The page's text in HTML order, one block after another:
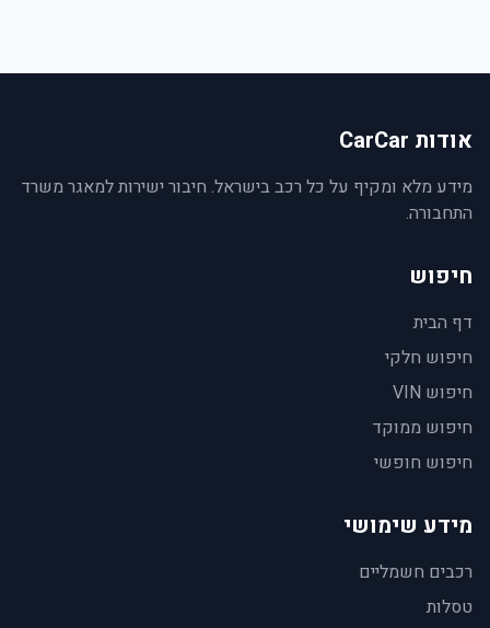
אודות CarCar
מידע מלא ומקיף על כל רכב בישראל. חיבור ישירות למאגר משרד
התחבורה.
חיפוש
דף הבית
חיפוש חלקי
חיפוש VIN
חיפוש ממוקד
חיפוש חופשי
מידע שימושי
רכבים חשמליים
טסלות